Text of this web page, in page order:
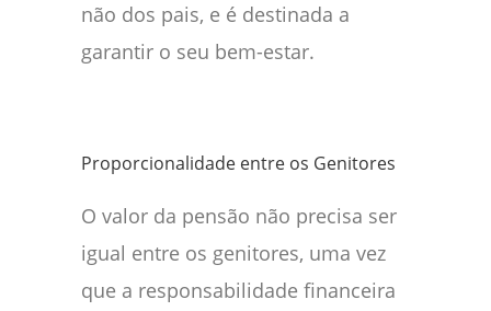
não dos pais, e é destinada a
garantir o seu bem-estar.
Proporcionalidade entre os Genitores
O valor da pensão não precisa ser
igual entre os genitores, uma vez
que a responsabilidade financeira